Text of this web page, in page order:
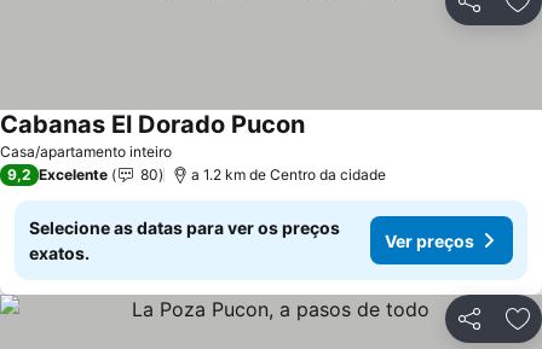
Partilhar
Casa/apartamento inteiro
Cabanas El Dorado Pucon
9,2 Excelente 80 a 1.2 km de Centro da cidade
Selecione as datas para ver os preços
exatos.
Ver preços
Partilhar